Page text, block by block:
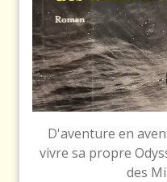
D'aventure en
vivre sa propre
des